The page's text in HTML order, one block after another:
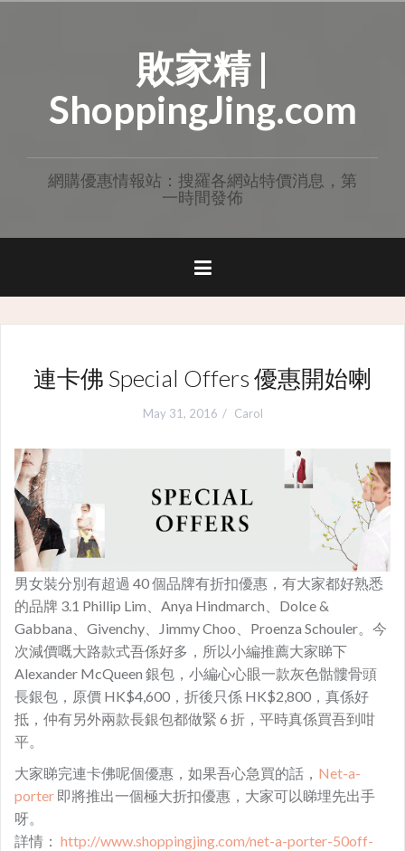
敗家精 |
ShoppingJing.com
網購優惠情報站：搜羅各網站特價消息，第
一時間發佈
連卡佛 Special Offers 優惠開始喇
May 31, 2016 Carol
男女裝分別有超過 40 個品牌有折扣優惠，️有大家都好熟悉
的品牌 3.1 Phillip Lim、Anya Hindmarch、Dolce &
Gabbana、Givenchy、Jimmy Choo、Proenza Schouler。今
次減價嘅大路款式吾係好多，所以小編推薦大家睇下
Alexander McQueen 銀包，小編心心眼一款灰色骷髏骨頭
長銀包，原價 HK$4,600，折後只係 HK$2,800，真係好
抵，仲有另外兩款長銀包都做緊 6 折，平時真係買吾到咁
平。
大家睇完連卡佛呢個優惠，如果吾心急買的話， Net-a-
porter 即將推出一個極大折扣優惠，大家可以睇埋先出手
呀。
詳情： http://www.shoppingjing.com/net-a-porter-50off-